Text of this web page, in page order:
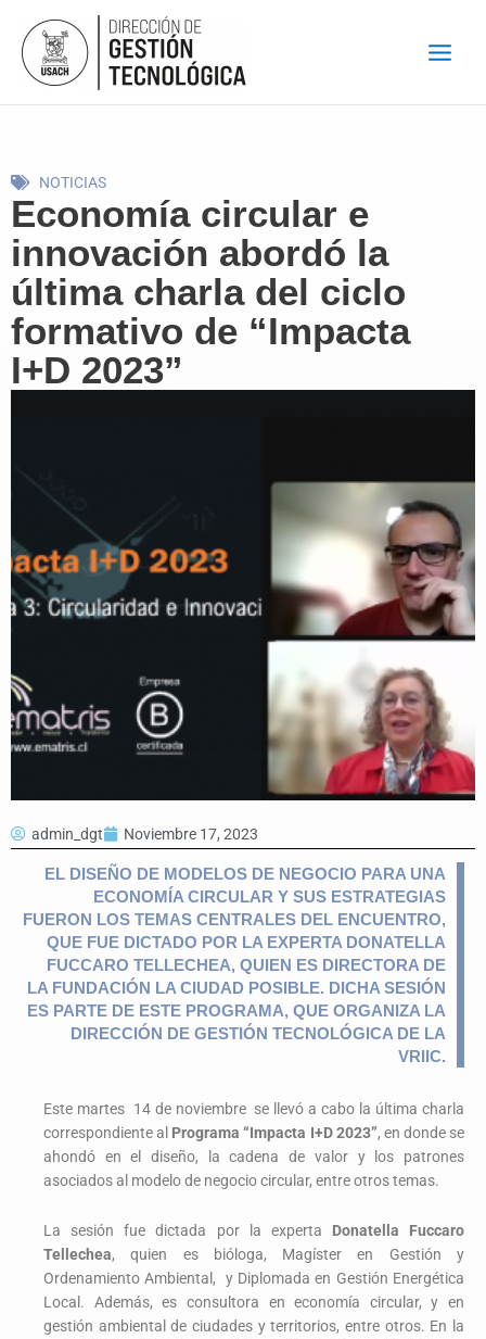
contenido
NOTICIAS
Economía circular e
innovación abordó la
última charla del ciclo
formativo de “Impacta
I+D 2023”
admin_dgt Noviembre 17, 2023
EL DISEÑO DE MODELOS DE NEGOCIO PARA UNA
ECONOMÍA CIRCULAR Y SUS ESTRATEGIAS
FUERON LOS TEMAS CENTRALES DEL ENCUENTRO,
QUE FUE DICTADO POR LA EXPERTA DONATELLA
FUCCARO TELLECHEA, QUIEN ES DIRECTORA DE
LA FUNDACIÓN LA CIUDAD POSIBLE. DICHA SESIÓN
ES PARTE DE ESTE PROGRAMA, QUE ORGANIZA LA
DIRECCIÓN DE GESTIÓN TECNOLÓGICA DE LA
VRIIC.
Este martes 14 de noviembre se llevó a cabo la última charla
correspondiente al Programa “Impacta I+D 2023”, en donde se
ahondó en el diseño, la cadena de valor y los patrones
asociados al modelo de negocio circular, entre otros temas.
La sesión fue dictada por la experta Donatella Fuccaro
Tellechea, quien es bióloga, Magíster en Gestión y
Ordenamiento Ambiental, y Diplomada en Gestión Energética
Local. Además, es consultora en economía circular, y en
gestión ambiental de ciudades y territorios, entre otros. En la